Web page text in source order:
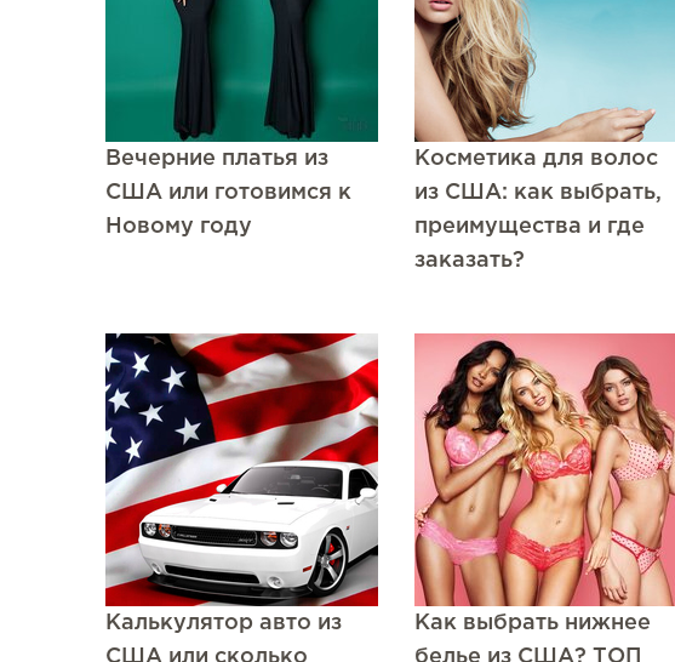
Вечерние платья из
США или готовимся к
Новому году
Косметика для волос
из США: как выбрать,
преимущества и где
заказать?
Калькулятор авто из
США или сколько
Как выбрать нижнее
белье из США? ТОП